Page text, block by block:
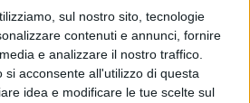
sul nostro sito, tecnologie
contenuti e annunci, fornire
e analizzare il nostro traffico.
si acconsente all'utilizzo di questa
idea e modificare le tue scelte sul
8.9k